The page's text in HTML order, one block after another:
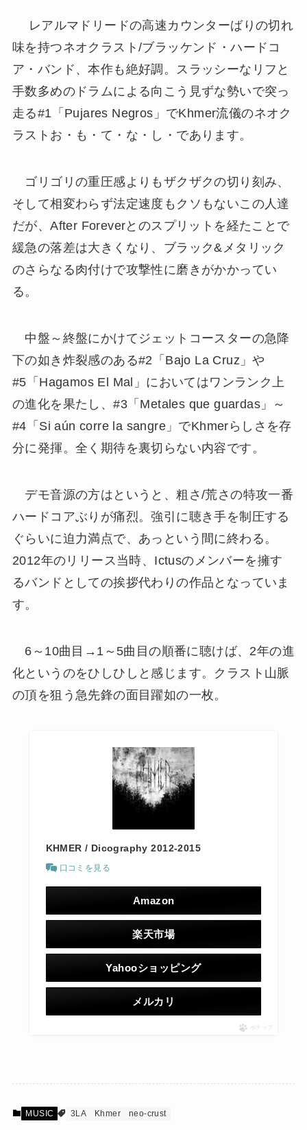
レアルマドリードの高速カウンターばりの切れ
味を持つネオクラスト/ブラッケンド・ハードコ
ア・バンド、本作も絶好調。スラッシーなリフと
手数多めのドラムによる向こう見ずな勢いで突っ
走る#1「Pujares Negros」でKhmer流儀のネオク
ラストお・も・て・な・し・であります。
ゴリゴリの重圧感よりもザクザクの切り刻み、
そして相変わらず法定速度もクソもないこの人達
だが、After Foreverとのスプリットを経たことで
緩急の落差は大きくなり、ブラック&メタリック
のさらなる肉付けで攻撃性に磨きがかかってい
る。
中盤～終盤にかけてジェットコースターの急降
下の如き炸裂感のある#2「Bajo La Cruz」や
#5「Hagamos El Mal」においてはワンランク上
の進化を果たし、#3「Metales que guardas」～
#4「Si aún corre la sangre」でKhmerらしさを存
分に発揮。全く期待を裏切らない内容です。
デモ音源の方はというと、粗さ/荒さの特攻一番
ハードコアぶりが痛烈。強引に聴き手を制圧する
ぐらいに迫力満点で、あっという間に終わる。
2012年のリリース当時、Ictusのメンバーを擁す
るバンドとしての挨拶代わりの作品となっていま
す。
6～10曲目→1～5曲目の順番に聴けば、2年の進
化というのをひしひしと感じます。クラスト山脈
の頂を狙う急先鋒の面目躍如の一枚。
KHMER / Dicography 2012-2015
口コミを見る
Amazon
楽天市場
Yahooショッピング
メルカリ
ポチップ
MUSIC 3LA Khmer neo-crust